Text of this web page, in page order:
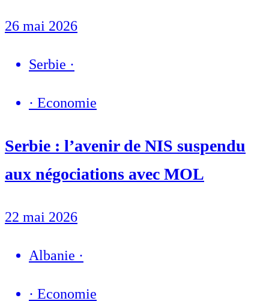
26 mai 2026
Serbie ·
· Economie
Serbie : l’avenir de NIS suspendu
aux négociations avec MOL
22 mai 2026
Albanie ·
· Economie